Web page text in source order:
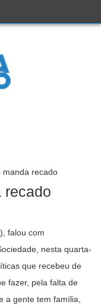
manda recado
recado
falou com
nesta quarta-
que recebeu de
fazer, pela falta de
a gente tem família,